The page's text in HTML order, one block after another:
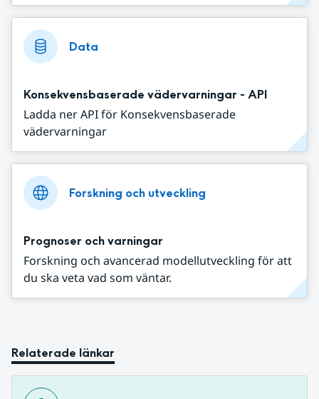
Data
Konsekvensbaserade vädervarningar - API
Ladda ner API för Konsekvensbaserade
vädervarningar
Forskning och utveckling
Prognoser och varningar
Forskning och avancerad modellutveckling för att
du ska veta vad som väntar.
Relaterade länkar